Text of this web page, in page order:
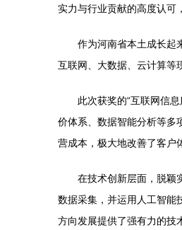
实力与行业贡献的高度认可
作为河南省本土成长起
互联网、大数据、云计算等
此次获奖的“互联网信
价体系、数据智能分析等多
营成本，极大地改善了客户
在技术创新层面，脱颖
数据采集，并运用人工智能
方向发展提供了强有力的技